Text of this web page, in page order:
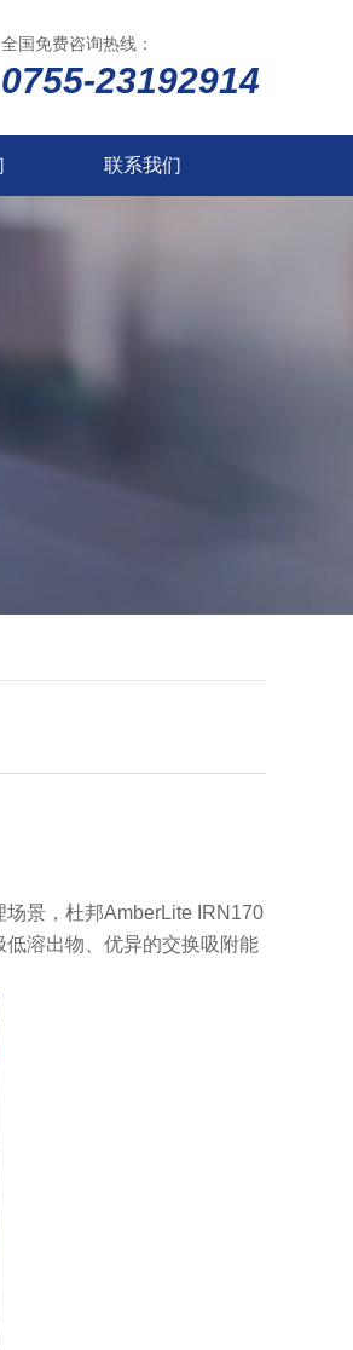
全国免费咨询热线：
0755-23192914
联系我们
景，杜邦AmberLite IRN170
溶出物、优异的交换吸附能